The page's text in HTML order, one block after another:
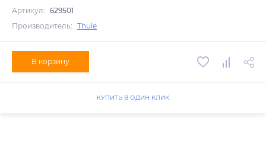
Артикул: 629501
Производитель: Thule
В корзину
КУПИТЬ В ОДИН КЛИК